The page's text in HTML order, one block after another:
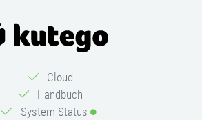
Cloud
Handbuch
System Status